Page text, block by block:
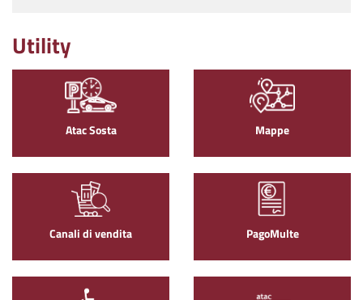
Utility
Atac Sosta Mappe
Canali di vendita PagoMulte